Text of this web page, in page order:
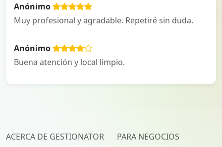
Anónimo
Muy profesional y agradable. Repetiré sin duda.
Anónimo
Buena atención y local limpio.
ACERCA DE GESTIONATOR
PARA NEGOCIOS